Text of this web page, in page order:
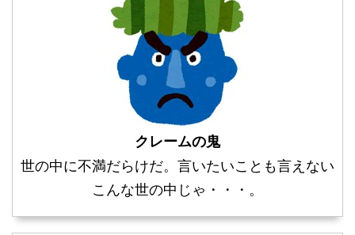
クレームの鬼
世の中に不満だらけだ。言いたいことも言えない
こんな世の中じゃ・・・。